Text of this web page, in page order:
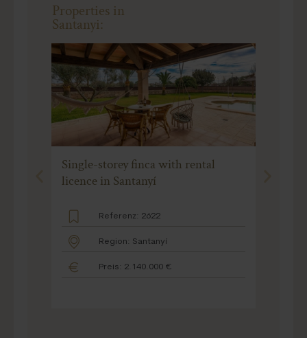
Properties in
Santanyi:
Single-storey finca with rental
licence in Santanyí
Referenz: 2622
Region: Santanyí
Preis: 2.140.000 €